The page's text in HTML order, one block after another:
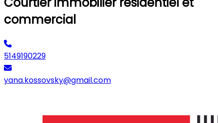
commercial
5149190229
yana.kossovsky@gmail.com